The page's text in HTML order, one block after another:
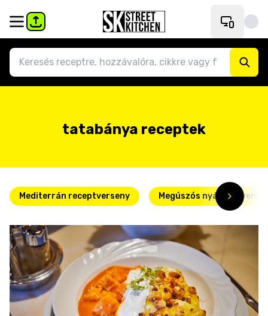
tatabánya receptek
Mediterrán receptverseny Megúszós nyári